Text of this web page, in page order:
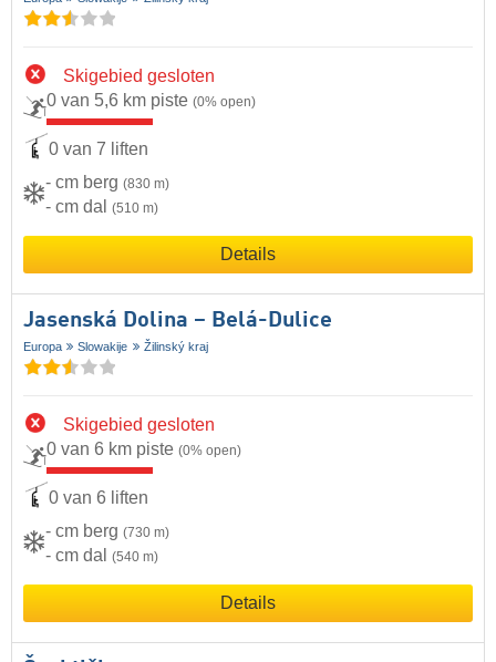
Skigebied gesloten
0 van 5,6 km piste (0% open)
0 van 7 liften
- cm berg (830 m)
- cm dal (510 m)
Details
Jasenská Dolina – Belá-Dulice
Europa Slowakije Žilinský kraj
Skigebied gesloten
0 van 6 km piste (0% open)
0 van 6 liften
- cm berg (730 m)
- cm dal (540 m)
Details